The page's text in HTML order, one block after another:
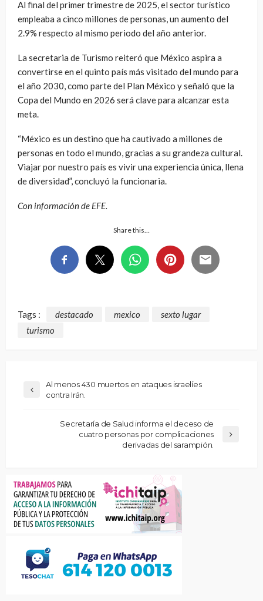
Al final del primer trimestre de 2025, el sector turístico
empleaba a cinco millones de personas, un aumento del
2.9% respecto al mismo periodo del año anterior.
La secretaria de Turismo reiteró que México aspira a
convertirse en el quinto país más visitado del mundo para
el año 2030, como parte del Plan México y señaló que la
Copa del Mundo en 2026 será clave para alcanzar esta
meta.
“México es un destino que ha cautivado a millones de
personas en todo el mundo, gracias a su grandeza cultural.
Viajar por nuestro país es vivir una experiencia única, llena
de diversidad”, concluyó la funcionaria.
Con información de EFE.
Share this…
Tags : destacado mexico
sexto lugar
turismo
Al menos 430 muertos en ataques israelíes
contra Irán.
Secretaría de Salud informa el deceso de
cuatro personas por complicaciones
derivadas del sarampión.